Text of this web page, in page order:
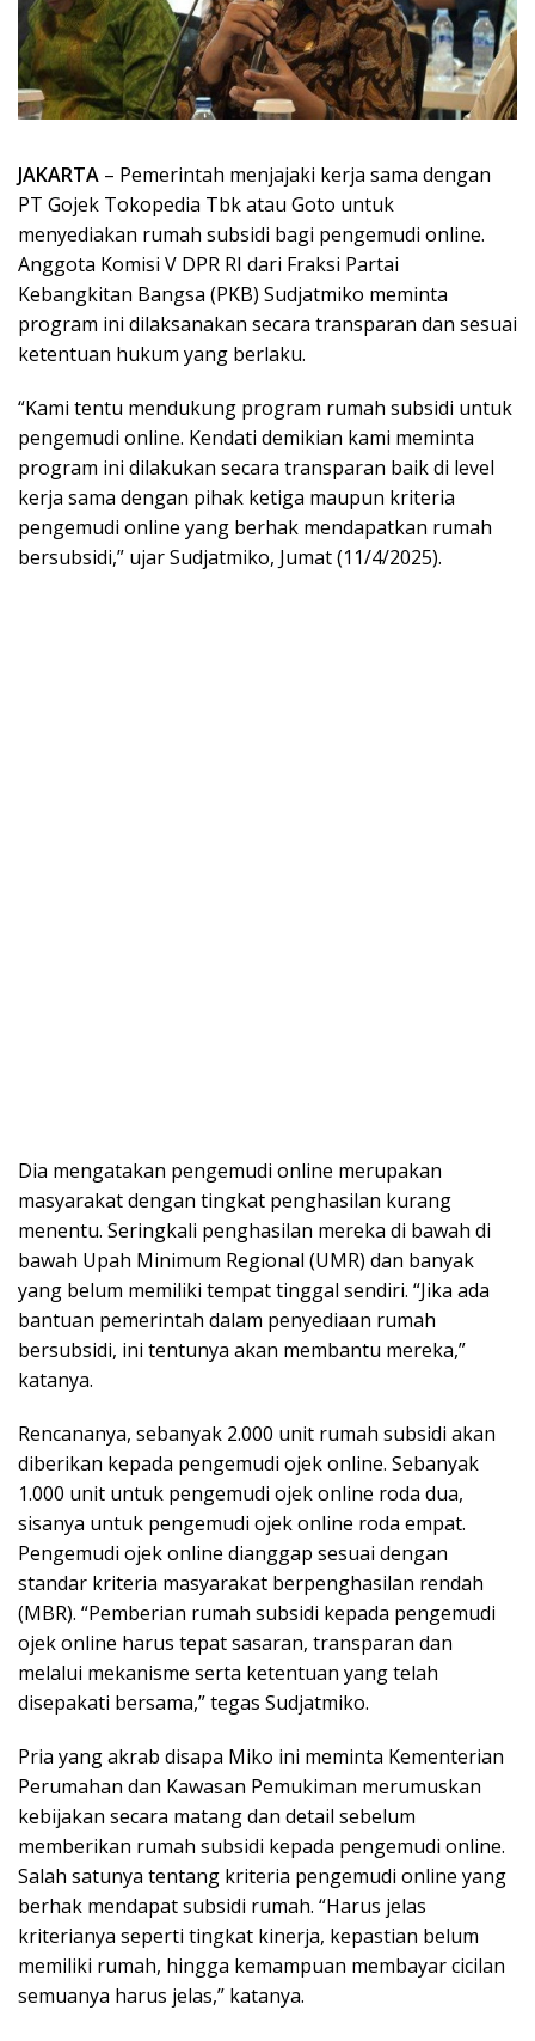
JAKARTA – Pemerintah menjajaki kerja sama dengan
PT Gojek Tokopedia Tbk atau Goto untuk
menyediakan rumah subsidi bagi pengemudi online.
Anggota Komisi V DPR RI dari Fraksi Partai
Kebangkitan Bangsa (PKB) Sudjatmiko meminta
program ini dilaksanakan secara transparan dan sesuai
ketentuan hukum yang berlaku.
“Kami tentu mendukung program rumah subsidi untuk
pengemudi online. Kendati demikian kami meminta
program ini dilakukan secara transparan baik di level
kerja sama dengan pihak ketiga maupun kriteria
pengemudi online yang berhak mendapatkan rumah
bersubsidi,” ujar Sudjatmiko, Jumat (11/4/2025).
Dia mengatakan pengemudi online merupakan
masyarakat dengan tingkat penghasilan kurang
menentu. Seringkali penghasilan mereka di bawah di
bawah Upah Minimum Regional (UMR) dan banyak
yang belum memiliki tempat tinggal sendiri. “Jika ada
bantuan pemerintah dalam penyediaan rumah
bersubsidi, ini tentunya akan membantu mereka,”
katanya.
Rencananya, sebanyak 2.000 unit rumah subsidi akan
diberikan kepada pengemudi ojek online. Sebanyak
1.000 unit untuk pengemudi ojek online roda dua,
sisanya untuk pengemudi ojek online roda empat.
Pengemudi ojek online dianggap sesuai dengan
standar kriteria masyarakat berpenghasilan rendah
(MBR). “Pemberian rumah subsidi kepada pengemudi
ojek online harus tepat sasaran, transparan dan
melalui mekanisme serta ketentuan yang telah
disepakati bersama,” tegas Sudjatmiko.
Pria yang akrab disapa Miko ini meminta Kementerian
Perumahan dan Kawasan Pemukiman merumuskan
kebijakan secara matang dan detail sebelum
memberikan rumah subsidi kepada pengemudi online.
Salah satunya tentang kriteria pengemudi online yang
berhak mendapat subsidi rumah. “Harus jelas
kriterianya seperti tingkat kinerja, kepastian belum
memiliki rumah, hingga kemampuan membayar cicilan
semuanya harus jelas,” katanya.